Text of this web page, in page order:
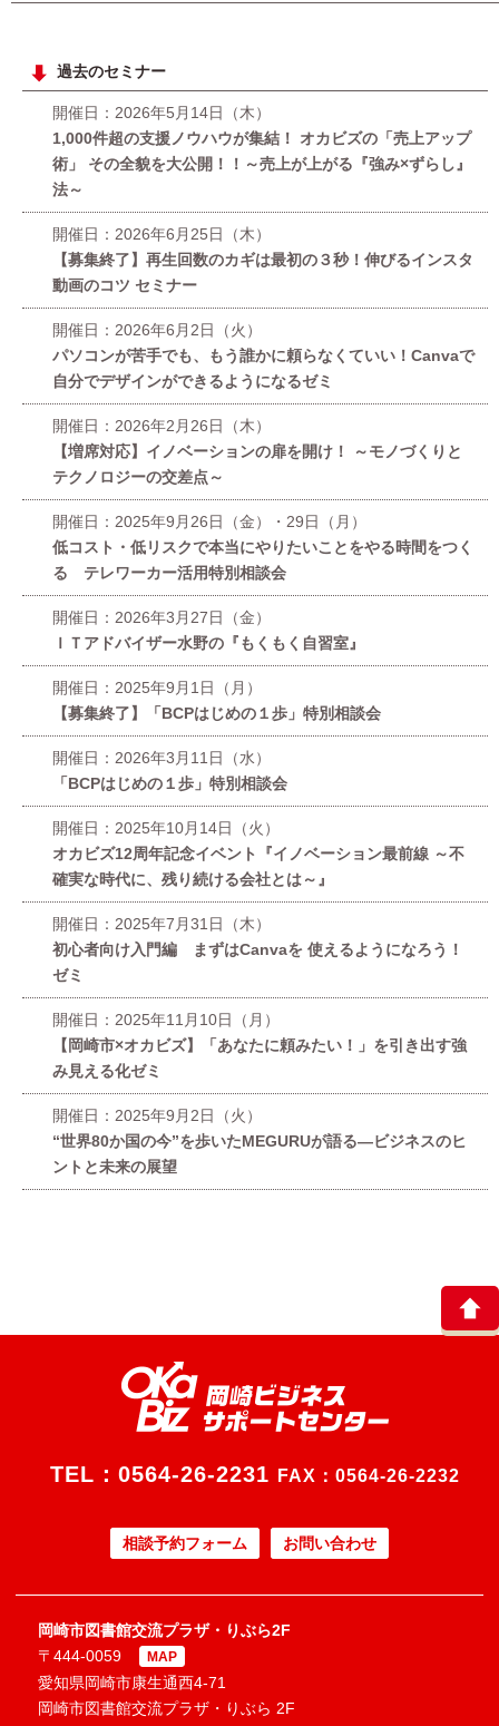
過去のセミナー
開催日：2026年5月14日（木）
1,000件超の支援ノウハウが集結！ オカビズの「売上アップ
術」 その全貌を大公開！！～売上が上がる『強み×ずらし』
法～
開催日：2026年6月25日（木）
【募集終了】再生回数のカギは最初の３秒！伸びるインスタ
動画のコツ セミナー
開催日：2026年6月2日（火）
パソコンが苦手でも、もう誰かに頼らなくていい！Canvaで
自分でデザインができるようになるゼミ
開催日：2026年2月26日（木）
【増席対応】イノベーションの扉を開け！ ～モノづくりと
テクノロジーの交差点～
開催日：2025年9月26日（金）・29日（月）
低コスト・低リスクで本当にやりたいことをやる時間をつく
る テレワーカー活用特別相談会
開催日：2026年3月27日（金）
ＩＴアドバイザー水野の『もくもく自習室』
開催日：2025年9月1日（月）
【募集終了】「BCPはじめの１歩」特別相談会
開催日：2026年3月11日（水）
「BCPはじめの１歩」特別相談会
開催日：2025年10月14日（火）
オカビズ12周年記念イベント『イノベーション最前線 ～不
確実な時代に、残り続ける会社とは～』
開催日：2025年7月31日（木）
初心者向け入門編 まずはCanvaを 使えるようになろう！
ゼミ
開催日：2025年11月10日（月）
【岡崎市×オカビズ】「あなたに頼みたい！」を引き出す強
み見える化ゼミ
開催日：2025年9月2日（火）
“世界80か国の今”を歩いたMEGURUが語る—ビジネスのヒ
ントと未来の展望
TEL： 0564-26-2231 FAX：0564-26-2232
相談予約フォーム お問い合わせ
岡崎市図書館交流プラザ・りぶら2F
〒444-0059
MAP
愛知県岡崎市康生通西4-71
岡崎市図書館交流プラザ・りぶら 2F